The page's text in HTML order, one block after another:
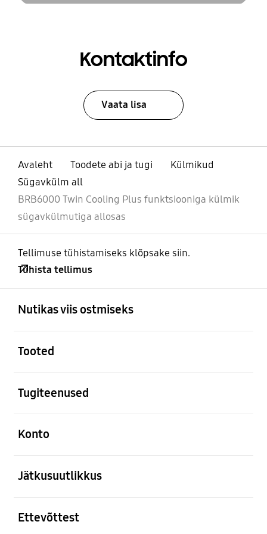
Kontaktinfo
Vaata lisa
Avaleht Toodete abi ja tugi
Külmikud
Sügavkülm all
BRB6000 Twin Cooling Plus funktsiooniga külmik
sügavkülmutiga allosas
Tellimuse tühistamiseks klõpsake siin.
Tühista tellimus
Nutikas viis ostmiseks
Tooted
Tugiteenused
Konto
Jätkusuutlikkus
Ettevõttest